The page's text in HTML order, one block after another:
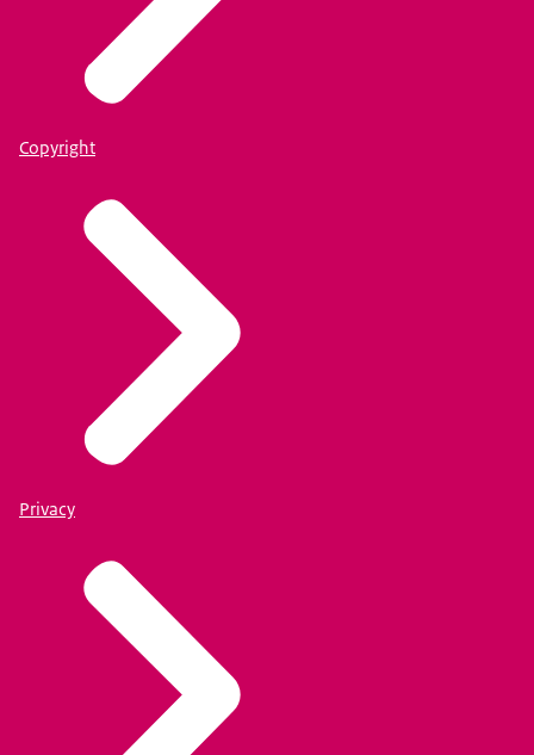
Copyright
Privacy